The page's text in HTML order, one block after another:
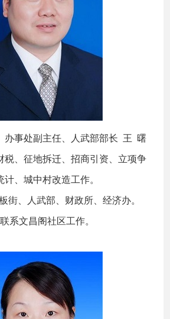
办事处副主任、人武部部长 王 曙
税、征地拆迁、招商引资、立项争
计、城中村改造工作。
街、人武部、财政所、经济办。
联系文昌阁社区工作。